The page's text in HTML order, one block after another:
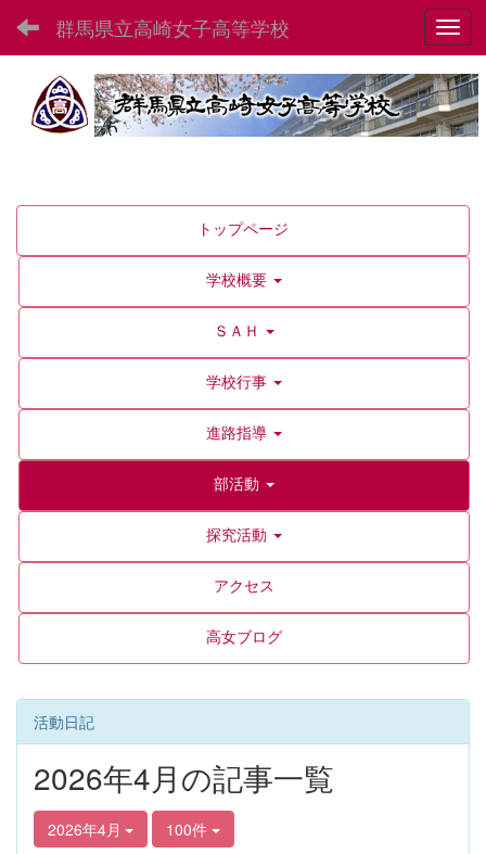
群馬県立高崎女子高等学校
トップページ
学校概要
ＳＡＨ
学校行事
進路指導
部活動
探究活動
アクセス
高女ブログ
活動日記
2026年4月の記事一覧
2026年4月 100件